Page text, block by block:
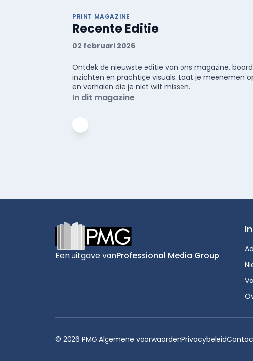
PRINT MAGAZINE
Recente Editie
02 februari 2026
Ontdek de nieuwste editie van ons magazine,
inzichten en prachtige visuals. Laat je meenemen
en verhalen die je niet wilt missen.
In dit magazine
Een uitgave vanProfessional Media Group
© 2026 PMG.Algemene voorwaardenPrivacybeleid